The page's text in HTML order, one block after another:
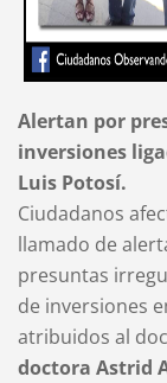
Alertan por
inversiones
Luis Potosí.
Ciudadanos
llamado de
presuntas
de inversiones
atribuidos al
doctora Astrid